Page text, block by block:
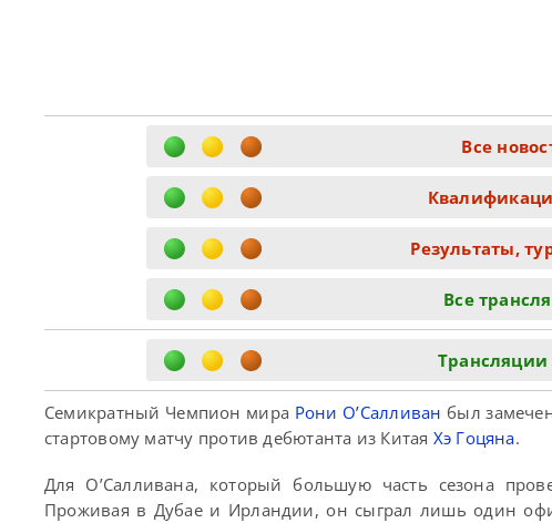
Все
Результаты,
Все
Семикратный Чемпион мира Рони О’Салливан был
стартовому матчу против дебютанта из Китая Хэ Гоцяна.
Для О’Салливана, который большую часть сезона
Проживая в Дубае и Ирландии, он сыграл лишь один